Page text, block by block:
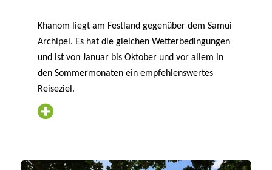
Khanom liegt am Festland gegenüber dem Samui
Archipel. Es hat die gleichen Wetterbedingungen
und ist von Januar bis Oktober und vor allem in
den Sommermonaten ein empfehlenswertes
Reiseziel.